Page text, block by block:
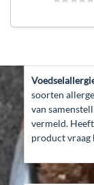
uit
soorten
van
vermeld.
product vraag